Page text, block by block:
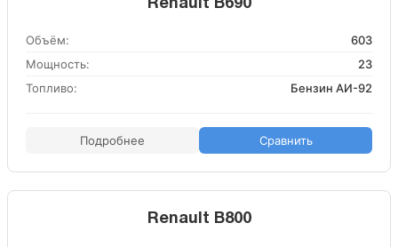
Renault B690
Объём:
603
Мощность:
23
Топливо:
Бензин АИ-92
Подробнее Сравнить
Renault B800